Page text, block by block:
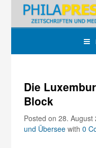
Die
Block
Posted on 28.
und Übersee with0